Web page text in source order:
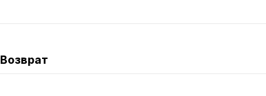
Возврат